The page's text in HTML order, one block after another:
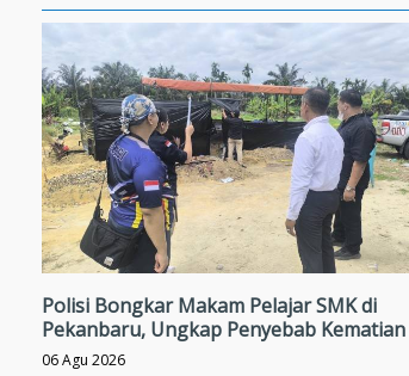
Polisi Bongkar Makam Pelajar SMK di
Pekanbaru, Ungkap Penyebab Kematian
06 Agu 2026